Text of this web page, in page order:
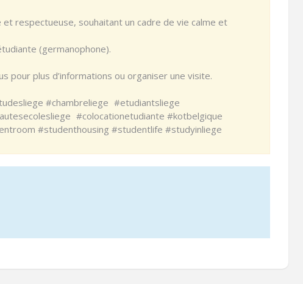
respectueuse, souhaitant un cadre de vie calme et
(germanophone).
pour plus d’informations ou organiser une visite.
#chambreliege #etudiantsliege
#colocationetudiante #kotbelgique
#studenthousing #studentlife #studyinliege